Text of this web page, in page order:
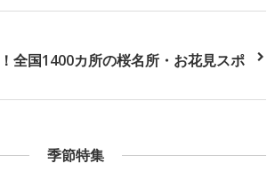
全国1400カ所の桜名所・お花見スポ
季節特集